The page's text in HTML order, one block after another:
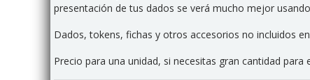
presentación de tus dados se verá mucho mejor
Dados, tokens, fichas y otros accesorios no incluidos
Precio para una unidad, si necesitas gran cantidad